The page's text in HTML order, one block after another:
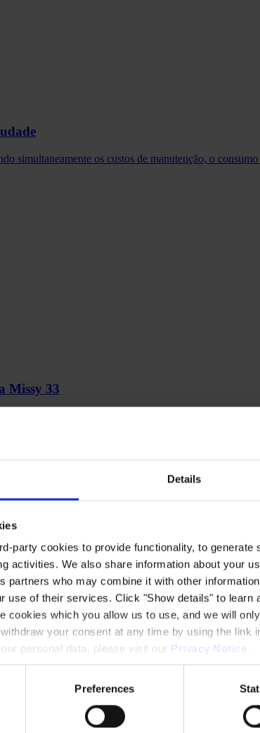
Details
party cookies to provide functionality, to
activities. We also share information about your
partners who may combine it with other
use of their services. Click "Show details" to learn
cookies which you allow us to use, and we will
your consent at any time by using the link
personal data, please visit our Privacy Notice
Preferences
simultaneamente os custos de manutenção, o
Missy 33
pela equipa da Hempel
e serviço
o superiate G2 eficaz em todo o mundo, mesmo